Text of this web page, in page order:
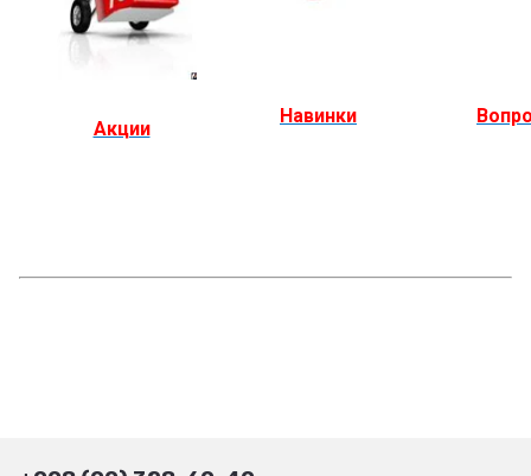
Акции
Навинки